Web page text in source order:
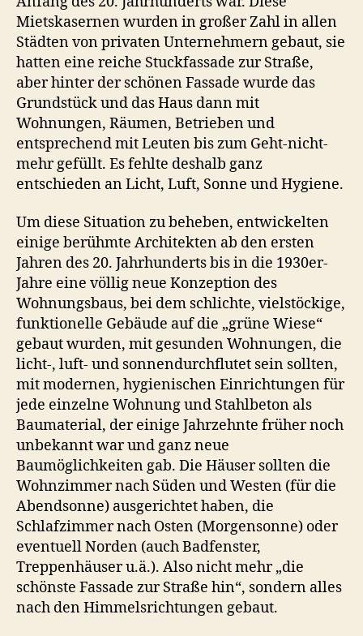
Mietskasernen wurden in großer Zahl in allen
Städten von privaten Unternehmern gebaut, sie
hatten eine reiche Stuckfassade zur Straße,
aber hinter der schönen Fassade wurde das
Grundstück und das Haus dann mit
Wohnungen, Räumen, Betrieben und
entsprechend mit Leuten bis zum Geht-nicht-
mehr gefüllt. Es fehlte deshalb ganz
entschieden an Licht, Luft, Sonne und Hygiene.
Um diese Situation zu beheben, entwickelten
einige berühmte Architekten ab den ersten
Jahren des 20. Jahrhunderts bis in die 1930er-
Jahre eine völlig neue Konzeption des
Wohnungsbaus, bei dem schlichte, vielstöckige,
funktionelle Gebäude auf die „grüne Wiese“
gebaut wurden, mit gesunden Wohnungen, die
licht-, luft- und sonnendurchflutet sein sollten,
mit modernen, hygienischen Einrichtungen für
jede einzelne Wohnung und Stahlbeton als
Baumaterial, der einige Jahrzehnte früher noch
unbekannt war und ganz neue
Baumöglichkeiten gab. Die Häuser sollten die
Wohnzimmer nach Süden und Westen (für die
Abendsonne) ausgerichtet haben, die
Schlafzimmer nach Osten (Morgensonne) oder
eventuell Norden (auch Badfenster,
Treppenhäuser u.ä.). Also nicht mehr „die
schönste Fassade zur Straße hin“, sondern alles
nach den Himmelsrichtungen gebaut.